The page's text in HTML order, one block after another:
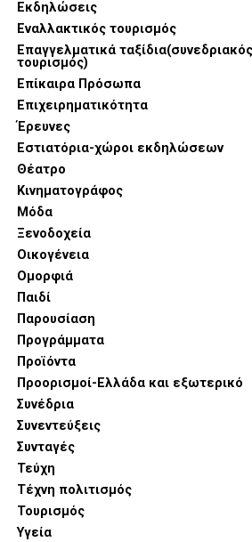
συνδυάζουν την επαγγελματική
τελειότητα. Η σειρά SKS
Oven 6-σε-1, μια συσκευή που
ψησίματος, air fryer και μαγειρέματος
προσφέροντας τη μέγιστη ευελιξία
διαθέτει περιορισμένο χρόνο αλλά
απαιτήσεις.
Παράλληλα, η νέα σειρά LG Built-in
Νοημοσύνη στην καρδιά του
φούρνου Camera Oven με
οποίος αναγνωρίζει αυτόματα τα υλικά
ιδανικές ρυθμίσεις μαγειρέματος,
πλυντηρίων πιάτων AI SenseClean™
Εκδηλώσεις
Εναλλακτικός τουρισμός
Επαγγελματικά
τουρισμός)
Επίκαιρα Πρόσωπα
Επιχειρηματικότητα
Έρευνες
Εστιατόρια-χώροι εκδηλώσεων
Θέατρο
Κινηματογράφος
Μόδα
Ξενοδοχεία
Οικογένεια
Ομορφιά
Παιδί
Παρουσίαση
Προγράμματα
Προϊόντα
Προορισμοί-Ελλάδα και εξωτερικό
Συνέδρια
Συνεντεύξεις
Συνταγές
Τεύχη
Τέχνη πολιτισμός
Τουρισμός
Υγεία